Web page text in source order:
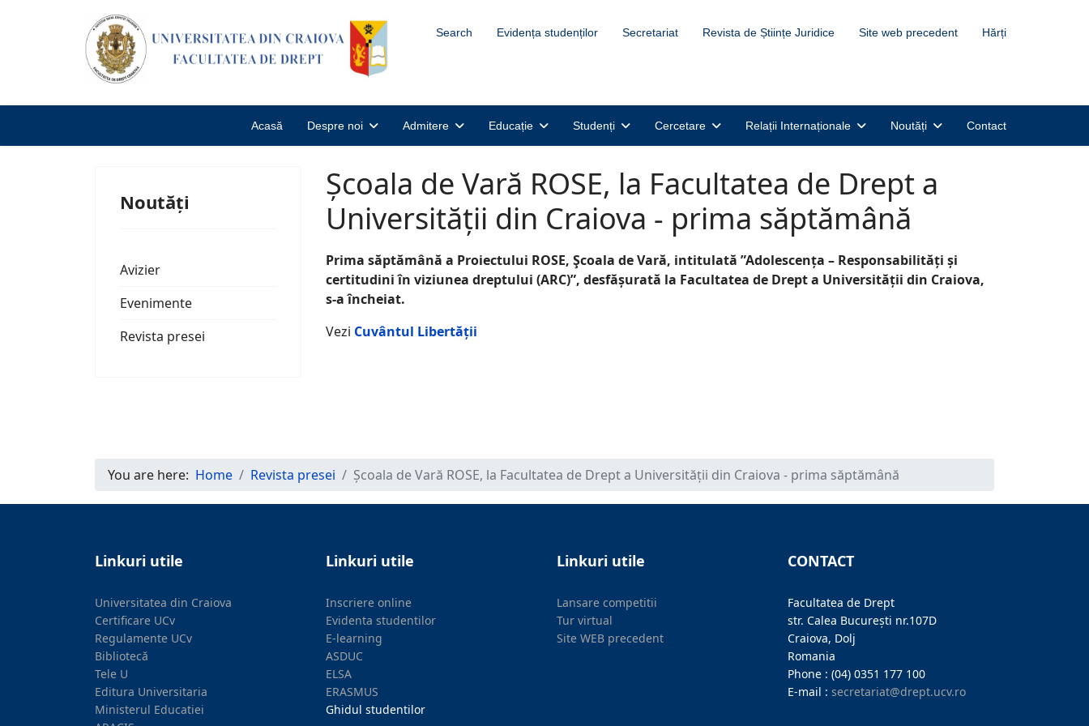
Search Evidența studenților Secretariat Revista de Științe Juridice Site web precedent Hărți
Acasă Despre noi Admitere Educație Studenți Cercetare Relații Internaționale Noutăți Contact
Noutăți
Avizier
Evenimente
Revista presei
Școala de Vară ROSE, la Facultatea de Drept a
Universității din Craiova - prima săptămână
Prima săptămână a Proiectului ROSE, Şcoala de Vară, intitulată ”Adolescența – Responsabilități și
certitudini în viziunea dreptului (ARC)”, desfășurată la Facultatea de Drept a Universității din Craiova,
s-a încheiat.
Vezi Cuvântul Libertății
You are here: Home Revista presei Școala de Vară ROSE, la Facultatea de Drept a Universității din Craiova - prima săptămână
Linkuri utile
Universitatea din Craiova
Certificare UCv
Regulamente UCv
Bibliotecă
Tele U
Editura Universitaria
Ministerul Educatiei
Linkuri utile
Inscriere online
Evidenta studentilor
E-learning
ASDUC
ELSA
ERASMUS
Ghidul studentilor
Linkuri utile
Lansare competitii
Tur virtual
Site WEB precedent
CONTACT
Facultatea de Drept
str. Calea București nr.107D
Craiova, Dolj
Romania
Phone : (04) 0351 177 100
E-mail : secretariat@drept.ucv.ro